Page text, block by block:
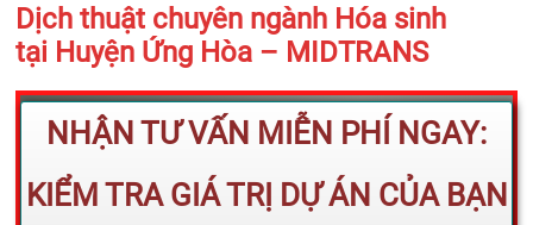
Dịch thuật chuyên ngành Hóa sinh
tại Huyện Ứng Hòa – MIDTRANS
NHẬN TƯ VẤN MIỄN PHÍ NGAY:
KIỂM TRA GIÁ TRỊ DỰ ÁN CỦA BẠN